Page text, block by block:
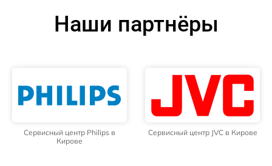
Наши партнёры
Сервисный центр Philips в
Кирове
Сервисный центр JVC в Кирове